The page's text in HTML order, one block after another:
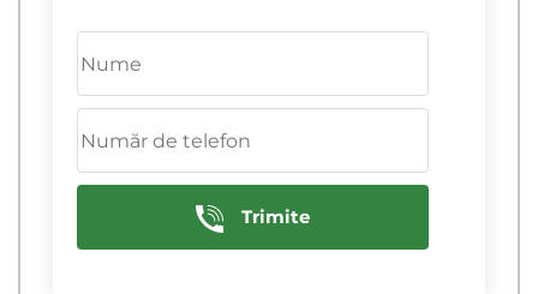
Aplicare autocolant auto
asigurare auto
Trimite